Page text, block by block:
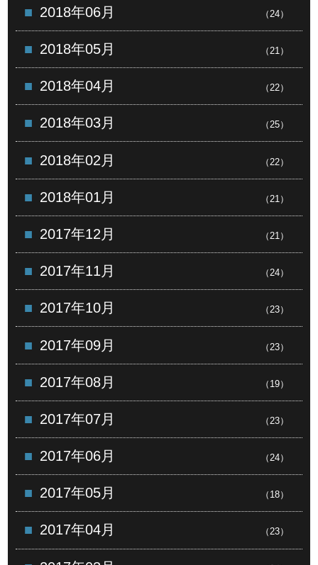
2018年06月 （24）
2018年05月 （21）
2018年04月 （22）
2018年03月 （25）
2018年02月 （22）
2018年01月 （21）
2017年12月 （21）
2017年11月 （24）
2017年10月 （23）
2017年09月 （23）
2017年08月 （19）
2017年07月 （23）
2017年06月 （24）
2017年05月 （18）
2017年04月 （23）